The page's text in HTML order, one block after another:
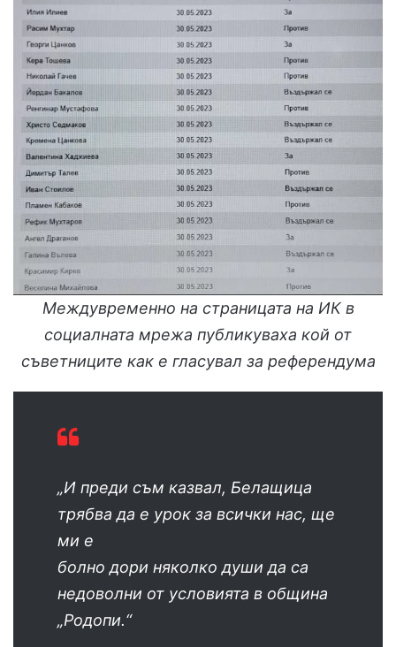
Междувременно на страницата на ИК в
социалната мрежа публикуваха кой от
съветниците как е гласувал за референдума
„И преди съм казвал, Белащица
трябва да е урок за всички нас, ще
ми е
болно дори няколко души да са
недоволни от условията в община
„Родопи.“